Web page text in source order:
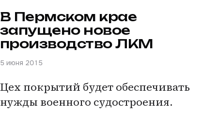
В Пермском крае
запущено новое
производство ЛКМ
5 июня 2015
Цех покрытий будет обеспечивать
нужды военного судостроения.